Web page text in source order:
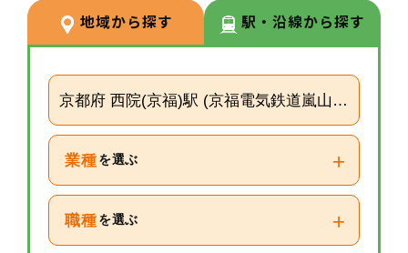
ーターや研修など＋αの業務チャ
レンジの可能性もございます。
地域から探す 駅・沿線から探す
京都府 西院(京福)駅 (京福電気鉄道嵐山本線)
業種 を選ぶ +
職種 を選ぶ +